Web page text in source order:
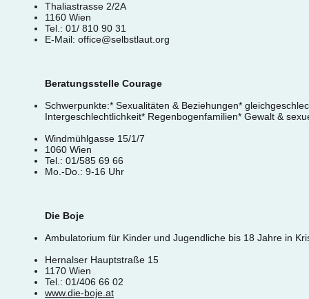
Thaliastrasse 2/2A
1160 Wien
Tel.: 01/ 810 90 31
E-Mail: office@selbstlaut.org
Beratungsstelle Courage
Schwerpunkte:* Sexualitäten & Beziehungen*
Intergeschlechtlichkeit* Regenbogenfamilien* Gewalt &
Windmühlgasse 15/1/7
1060 Wien
Tel.: 01/585 69 66
Mo.-Do.: 9-16 Uhr
Die Boje
Ambulatorium für Kinder und Jugendliche bis 18 Jahre in
Hernalser Hauptstraße 15
1170 Wien
Tel.: 01/406 66 02
www.die-boje.at